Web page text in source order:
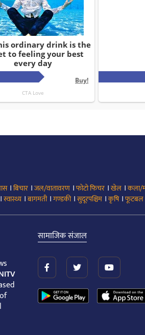
।बिचार ।जल/वातावरण ।फोटो फिचर ।खेल ।कला/
स्वास्थ्य ।बागमती।गण्डकी।सुदूरपश्चिम ।कृषि।फूटबल
सामाजिक संजाल